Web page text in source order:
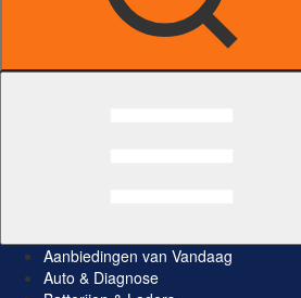
Aanbiedingen van Vandaag
Auto & Diagnose